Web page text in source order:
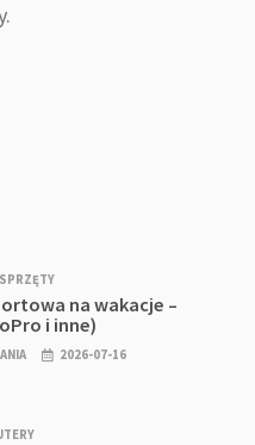
SPRZĘTY
na wakacje –
i inne)
2026-07-16